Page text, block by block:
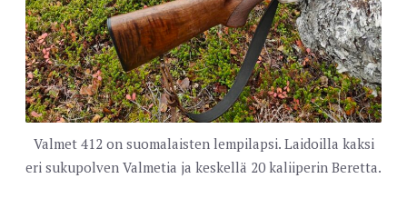
Valmet 412 on suomalaisten lempilapsi. Laidoilla kaksi
eri sukupolven Valmetia ja keskellä 20 kaliiperin Beretta.